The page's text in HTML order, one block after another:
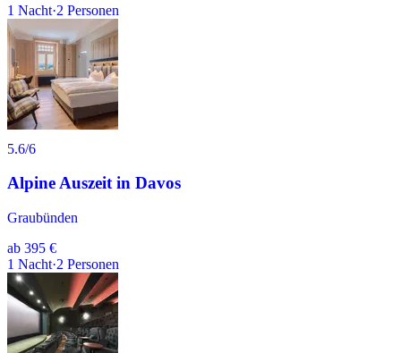
1 Nacht·2 Personen
5.6/6
Alpine Auszeit in Davos
Graubünden
ab 395 €
1 Nacht·2 Personen